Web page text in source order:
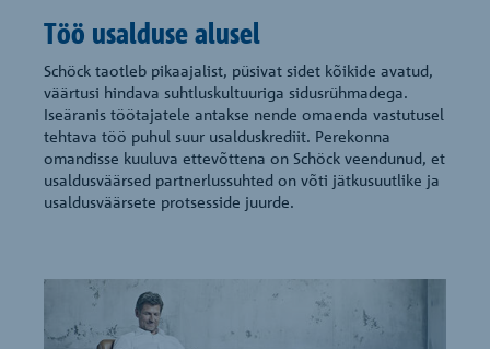
Töö usalduse alusel
Schöck taotleb pikaajalist, püsivat sidet kõikide avatud,
väärtusi hindava suhtluskultuuriga sidusrühmadega.
Iseäranis töötajatele antakse nende omaenda vastutusel
tehtava töö puhul suur usalduskrediit. Perekonna
omandisse kuuluva ettevõttena on Schöck veendunud, et
usaldusväärsed partnerlussuhted on võti jätkusuutlike ja
usaldusväärsete protsesside juurde.